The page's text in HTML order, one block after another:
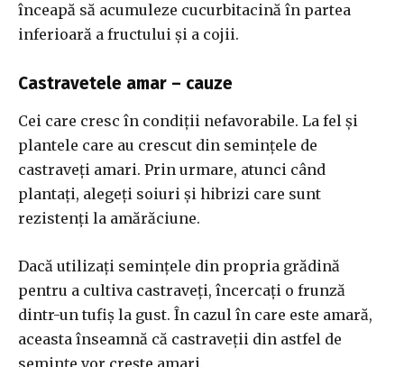
înceapă să acumuleze cucurbitacină în partea
inferioară a fructului și a cojii.
Castravetele amar – cauze
Cei care cresc în condiții nefavorabile. La fel și
plantele care au crescut din semințele de
castraveți amari. Prin urmare, atunci când
plantați, alegeți soiuri și hibrizi care sunt
rezistenți la amărăciune.
Dacă utilizați semințele din propria grădină
pentru a cultiva castraveți, încercați o frunză
dintr-un tufiș la gust. În cazul în care este amară,
aceasta înseamnă că castraveții din astfel de